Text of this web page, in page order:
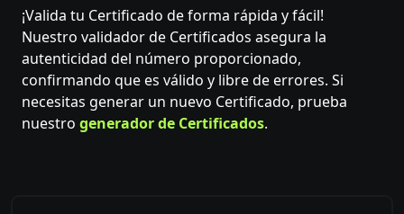
¡Valida tu Certificado de forma rápida y fácil!
Nuestro validador de Certificados asegura la
autenticidad del número proporcionado,
confirmando que es válido y libre de errores. Si
necesitas generar un nuevo Certificado, prueba
nuestro generador de Certificados.